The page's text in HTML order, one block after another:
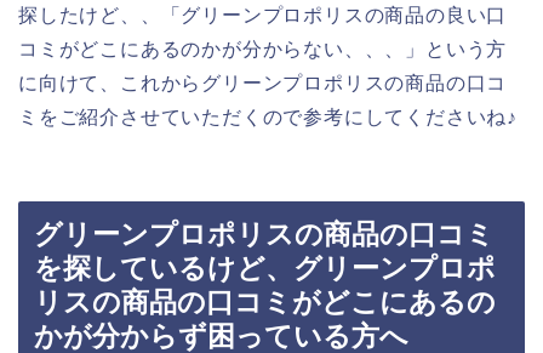
探したけど、、「グリーンプロポリスの商品の良い口
コミがどこにあるのかが分からない、、、」という方
に向けて、これからグリーンプロポリスの商品の口コ
ミをご紹介させていただくので参考にしてくださいね♪
グリーンプロポリスの商品の口コミ
を探しているけど、グリーンプロポ
リスの商品の口コミがどこにあるの
かが分からず困っている方へ